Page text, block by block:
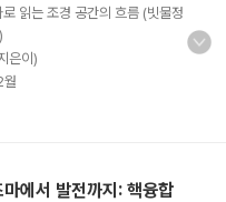
읽는 조경 공간의 흐름 (빗물정
은이)
에서 발전까지: 핵융합